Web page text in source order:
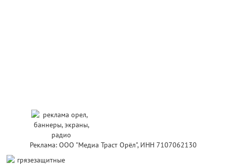
Реклама: ООО "Медиа Траст Орёл", ИНН 7107062130